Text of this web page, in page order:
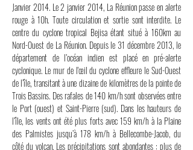
Janvier 2014. Le 2 janvier 2014, La Réunion passe en alerte
rouge à 10h. Toute circulation et sortie sont interdite. Le
centre du cyclone tropical Bejisa étant situé à 160km au
Nord-Ouest de La Réunion. Depuis le 31 décembre 2013, le
département de l’océan indien est placé en pré-alerte
cyclonique. Le mur de l'œil du cyclone effleure le Sud-Ouest
de l’île, transitant à une dizaine de kilomètres de la pointe de
Trois Bassins. Des rafales de 140 km/h sont observées entre
le Port (ouest) et Saint-Pierre (sud). Dans les hauteurs de
l’île, les vents ont été plus forts avec 159 km/h à la Plaine
des Palmistes jusqu’à 178 km/h à Bellecombe-Jacob, du
côté du volcan. Les précipitations sont abondantes : plus de